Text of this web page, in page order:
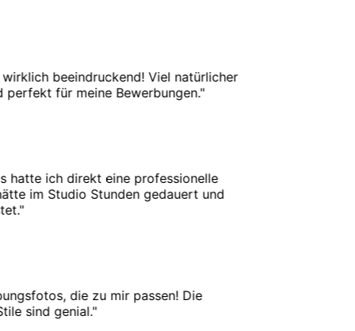
beeindruckend! Viel natürlicher
für meine Bewerbungen."
ich direkt eine professionelle
im Studio Stunden gedauert und
"
die zu mir passen! Die
sind genial."